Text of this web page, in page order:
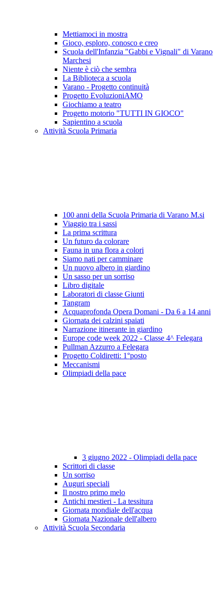
Mettiamoci in mostra
Gioco, esploro, conosco e creo
Scuola dell'Infanzia "Gabbi e Vignali" di Varano
Marchesi
Niente è ciò che sembra
La Biblioteca a scuola
Varano - Progetto continuità
Progetto EvoluzioniAMO
Giochiamo a teatro
Progetto motorio "TUTTI IN GIOCO"
Sapientino a scuola
Attività Scuola Primaria
100 anni della Scuola Primaria di Varano M.si
Viaggio tra i sassi
La prima scrittura
Un futuro da colorare
Fauna in una flora a colori
Siamo nati per camminare
Un nuovo albero in giardino
Un sasso per un sorriso
Libro digitale
Laboratori di classe Giunti
Tangram
Acquaprofonda Opera Domani - Da 6 a 14 anni
Giornata dei calzini spaiati
Narrazione itinerante in giardino
Europe code week 2022 - Classe 4^ Felegara
Pullman Azzurro a Felegara
Progetto Coldiretti: 1°posto
Meccanismi
Olimpiadi della pace
3 giugno 2022 - Olimpiadi della pace
Scrittori di classe
Un sorriso
Auguri speciali
Il nostro primo melo
Antichi mestieri - La tessitura
Giornata mondiale dell'acqua
Giornata Nazionale dell'albero
Attività Scuola Secondaria